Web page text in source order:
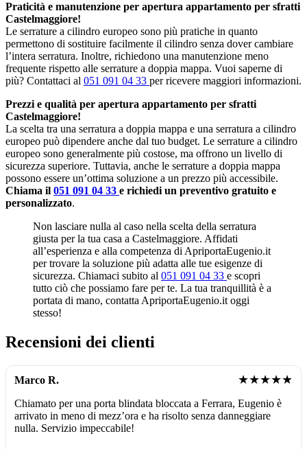
Praticità e manutenzione per apertura appartamento per sfratti
Castelmaggiore!
Le serrature a cilindro europeo sono più pratiche in quanto
permettono di sostituire facilmente il cilindro senza dover cambiare
l’intera serratura. Inoltre, richiedono una manutenzione meno
frequente rispetto alle serrature a doppia mappa. Vuoi saperne di
più? Contattaci al 051 091 04 33 per ricevere maggiori informazioni.
Prezzi e qualità per apertura appartamento per sfratti
Castelmaggiore!
La scelta tra una serratura a doppia mappa e una serratura a cilindro
europeo può dipendere anche dal tuo budget. Le serrature a cilindro
europeo sono generalmente più costose, ma offrono un livello di
sicurezza superiore. Tuttavia, anche le serrature a doppia mappa
possono essere un’ottima soluzione a un prezzo più accessibile.
Chiama il 051 091 04 33 e richiedi un preventivo gratuito e
personalizzato.
Non lasciare nulla al caso nella scelta della serratura
giusta per la tua casa a Castelmaggiore. Affidati
all’esperienza e alla competenza di ApriportaEugenio.it
per trovare la soluzione più adatta alle tue esigenze di
sicurezza. Chiamaci subito al 051 091 04 33 e scopri
tutto ciò che possiamo fare per te. La tua tranquillità è a
portata di mano, contatta ApriportaEugenio.it oggi
stesso!
Recensioni dei clienti
Marco R. ★★★★★
Chiamato per una porta blindata bloccata a Ferrara, Eugenio è
arrivato in meno di mezz’ora e ha risolto senza danneggiare
nulla. Servizio impeccabile!